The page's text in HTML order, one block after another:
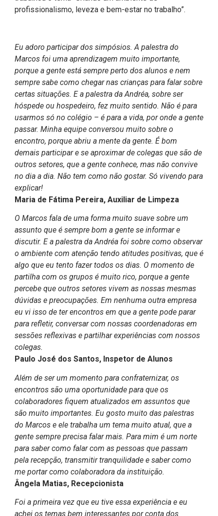
profissionalismo, leveza e bem-estar no trabalho”.
Eu adoro participar dos simpósios. A palestra do
Marcos foi uma aprendizagem muito importante,
porque a gente está sempre perto dos alunos e nem
sempre sabe como chegar nas crianças para falar sobre
certas situações. E a palestra da Andréa, sobre ser
hóspede ou hospedeiro, fez muito sentido. Não é para
usarmos só no colégio – é para a vida, por onde a gente
passar. Minha equipe conversou muito sobre o
encontro, porque abriu a mente da gente. É bom
demais participar e se aproximar de colegas que são de
outros setores, que a gente conhece, mas não convive
no dia a dia. Não tem como não gostar. Só vivendo para
explicar!
Maria de Fátima Pereira, Auxiliar de Limpeza
O Marcos fala de uma forma muito suave sobre um
assunto que é sempre bom a gente se informar e
discutir. E a palestra da Andréa foi sobre como observar
o ambiente com atenção tendo atitudes positivas, que é
algo que eu tento fazer todos os dias. O momento de
partilha com os grupos é muito rico, porque a gente
percebe que outros setores vivem as nossas mesmas
dúvidas e preocupações. Em nenhuma outra empresa
eu vi isso de ter encontros em que a gente pode parar
para refletir, conversar com nossas coordenadoras em
sessões reflexivas e partilhar experiências com nossos
colegas.
Paulo José dos Santos, Inspetor de Alunos
Além de ser um momento para confraternizar, os
encontros são uma oportunidade para que os
colaboradores fiquem atualizados em assuntos que
são muito importantes. Eu gosto muito das palestras
do Marcos e ele trabalha um tema muito atual, que a
gente sempre precisa falar mais. Para mim é um norte
para saber como falar com as pessoas que passam
pela recepção, transmitir tranquilidade e saber como
me portar como colaboradora da instituição.
Ângela Matias, Recepcionista
Foi a primeira vez que eu tive essa experiência e eu
achei os temas bem interessantes por conta dos